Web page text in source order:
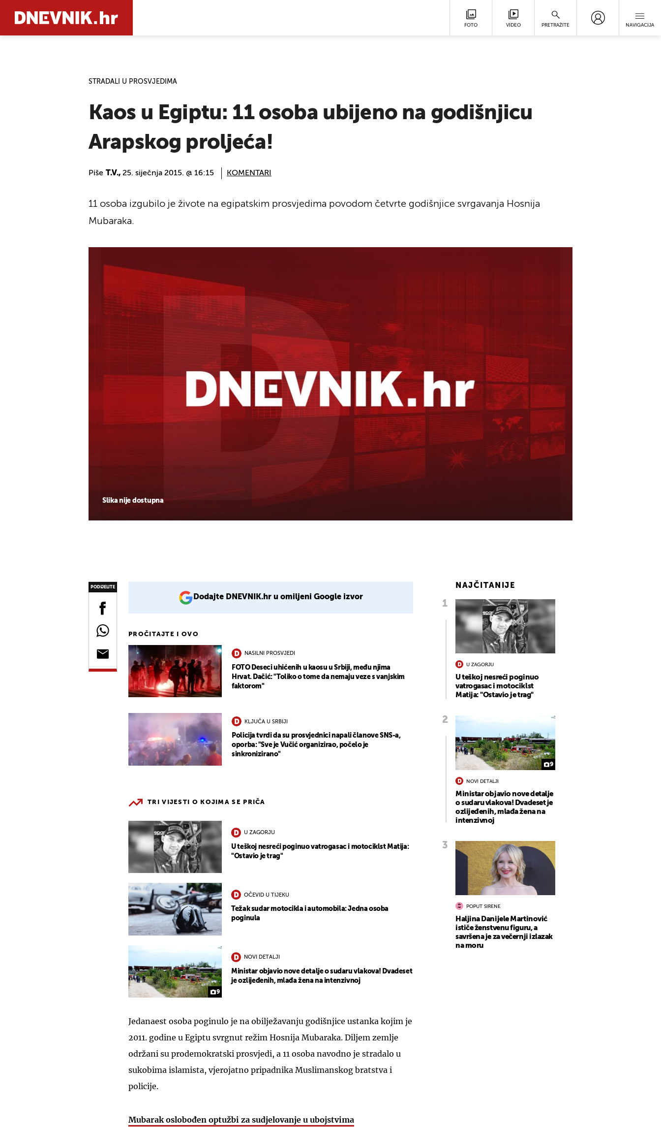
FOTO VIDEO PRETRAŽITE NAVIGACIJA
STRADALI U PROSVJEDIMA
Kaos u Egiptu: 11 osoba ubijeno na godišnjicu
Arapskog proljeća!
Piše T.V., 25. siječnja 2015. @ 16:15 KOMENTARI
Slika nije dostupna
11 osoba izgubilo je živote na egipatskim prosvjedima povodom četvrte godišnjice svrgavanja Hosnija
Mubaraka.
PODIJELITE
Dodajte DNEVNIK.hr u omiljeni Google izvor
PROČITAJTE I OVO
NASILNI PROSVJEDI
FOTO Deseci uhićenih u kaosu u Srbiji, među njima
Hrvat. Dačić: "Toliko o tome da nemaju veze s vanjskim
faktorom"
KLJUČA U SRBIJI
Policija tvrdi da su prosvjednici napali članove SNS-a,
oporba: "Sve je Vučić organizirao, počelo je
sinkronizirano"
TRI VIJESTI O KOJIMA SE PRIČA
U ZAGORJU
U teškoj nesreći poginuo vatrogasac i motociklst Matija:
"Ostavio je trag"
OČEVID U TIJEKU
Težak sudar motocikla i automobila: Jedna osoba
poginula
9
NOVI DETALJI
Ministar objavio nove detalje o sudaru vlakova! Dvadeset
je ozlijeđenih, mlađa žena na intenzivnoj
Jedanaest osoba poginulo je na obilježavanju godišnjice ustanka kojim je
2011. godine u Egiptu svrgnut režim Hosnija Mubaraka. Diljem zemlje
održani su prodemokratski prosvjedi, a 11 osoba navodno je stradalo u
sukobima islamista, vjerojatno pripadnika Muslimanskog bratstva i
policije.
Mubarak oslobođen optužbi za sudjelovanje u ubojstvima
NAJČITANIJE
U ZAGORJU
U teškoj nesreći poginuo
vatrogasac i motociklst
Matija: "Ostavio je trag"
9
NOVI DETALJI
Ministar objavio nove detalje
o sudaru vlakova! Dvadeset je
ozlijeđenih, mlađa žena na
intenzivnoj
POPUT SIRENE
Haljina Danijele Martinović
ističe ženstvenu figuru, a
savršena je za večernji izlazak
na moru